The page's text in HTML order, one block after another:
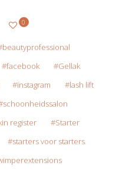
0
beautyprofessional
facebook
Gellak
instagram
lash lift
schoonheidssalon
register
Starter
starters voor starters